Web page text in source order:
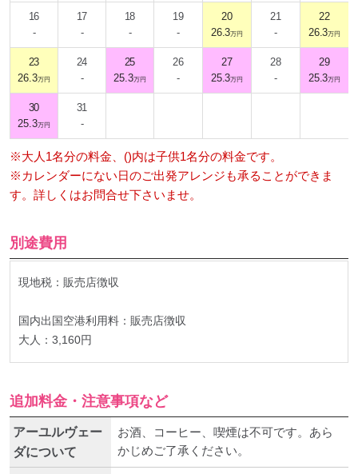
16
-
17
-
18
-
19
-
20
26.3万円
21
-
22
26.3万円
23
26.3万円
24
-
25
25.3万円
26
-
27
25.3万円
28
-
29
25.3万円
30
25.3万円
31
-
※大人1名分の料金、()内は子供1名分の料金です。
※カレンダーにない日のご出発アレンジも承ることができま
す。詳しくはお問合せ下さいませ。
別途費用
現地税：販売店徴収
国内出国空港利用料：販売店徴収
大人：3,160円
追加料金・注意事項など
アーユルヴェー
ダについて
お酒、コーヒー、喫煙は不可です。あら
かじめご了承ください。